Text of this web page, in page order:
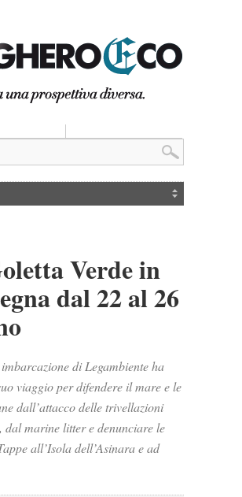
Verde in
dal 22 al 26
di Legambiente ha
viaggio per difendere il mare e le
dall’attacco delle trivellazioni
dal marine litter e denunciare le
all’Isola dell’Asinara e ad